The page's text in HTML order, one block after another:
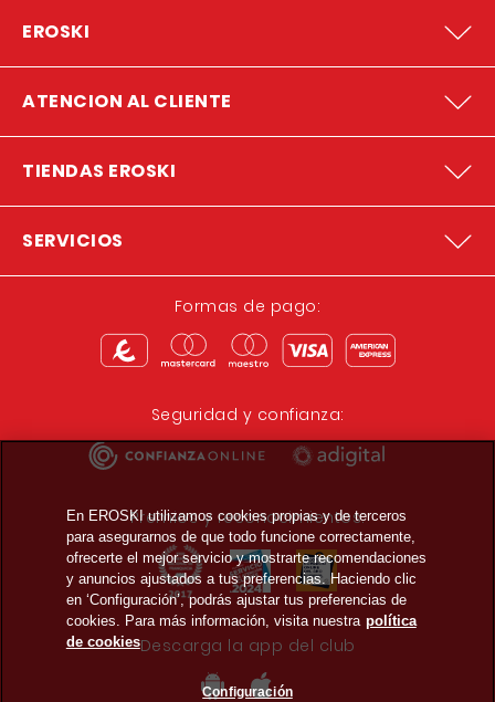
EROSKI
ATENCION AL CLIENTE
TIENDAS EROSKI
SERVICIOS
Formas de pago:
Seguridad y confianza:
Premios y reconocimientos:
Descarga la app del club
En EROSKI utilizamos cookies propias y de terceros
para asegurarnos de que todo funcione correctamente,
ofrecerte el mejor servicio y mostrarte recomendaciones
y anuncios ajustados a tus preferencias. Haciendo clic
en ‘Configuración’, podrás ajustar tus preferencias de
cookies. Para más información, visita nuestra política
de cookies
Configuración